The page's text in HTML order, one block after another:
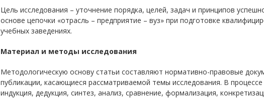
Цель исследования – уточнение порядка, целей, задач и принципов
основе цепочки «отрасль – предприятие – вуз» при подготовке
учебных заведениях.
Материал и методы исследования
Методологическую основу статьи составляют нормативно-правовые
публикации, касающиеся рассматриваемой темы исследования. В
индукция, дедукция, синтез, анализ, сравнение, формализация,